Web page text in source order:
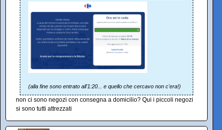
(alla fine sono entrato all'1:20... e quello che cercavo non c'era!)
non ci sono negozi con consegna a domicilio? Qui i piccoli negozi
si sono tutti attrezzati